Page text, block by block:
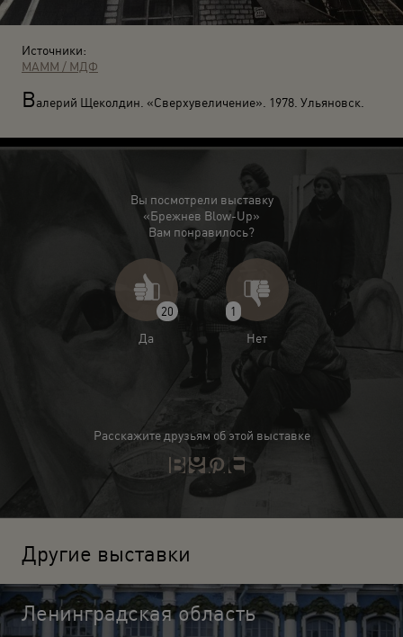
Источники:
МАММ / МДФ
Валерий Щеколдин. «Сверхувеличение». 1978. Ульяновск.
Вы посмотрели выставку
«Брежнев Blow-Up»
Вам понравилось?
20
Да
1
Нет
Расскажите друзьям об этой выставке
Другие выставки
Ленинградская область